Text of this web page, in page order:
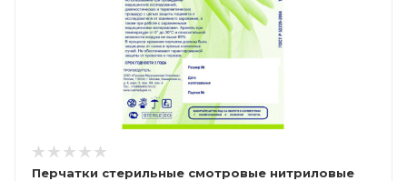
Перчатки стерильные смотровые нитриловые